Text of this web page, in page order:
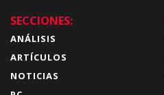
SECCIONES:
ANÁLISIS
ARTÍCULOS
NOTICIAS